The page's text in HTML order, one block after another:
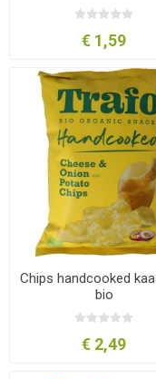
€ 1,59
Chips handcooked
bio
€ 2,49